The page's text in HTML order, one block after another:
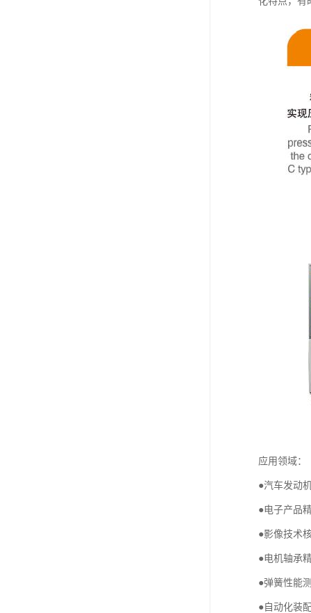
应用领域：
●汽车发动
●电子产品
●影像技术
●电机轴承
●弹簧性能
●自动化装